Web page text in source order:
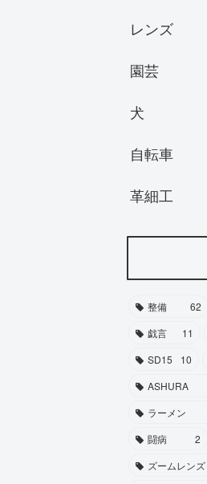
レンズ
園芸
犬
自転車
革細工
整備 62
戯言
11
SD15
10
ASHURA
ラーメン
闘病
2
ズームレンズ